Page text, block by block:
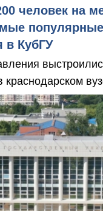
человек на
популярные
в КубГУ
краснодарском